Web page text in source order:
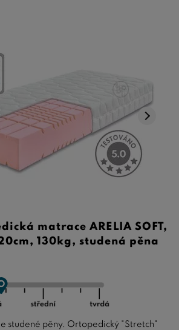
matrace ARELIA SOFT,
130kg, studená pěna
studené pěny. Ortopedický "Stretch"